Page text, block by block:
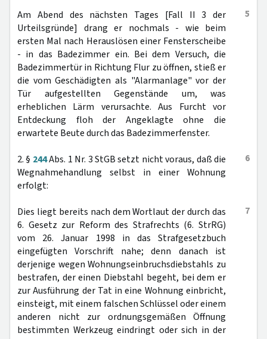
5
Am Abend des nächsten Tages [Fall II 3 der
Urteilsgründe] drang er nochmals - wie beim
ersten Mal nach Herauslösen einer Fensterscheibe
- in das Badezimmer ein. Bei dem Versuch, die
Badezimmertür in Richtung Flur zu öffnen, stieß er
die vom Geschädigten als "Alarmanlage" vor der
Tür aufgestellten Gegenstände um, was
erheblichen Lärm verursachte. Aus Furcht vor
Entdeckung floh der Angeklagte ohne die
erwartete Beute durch das Badezimmerfenster.
6
2. § 244Abs. 1 Nr. 3 StGB setzt nicht voraus, daß die
Wegnahmehandlung selbst in einer Wohnung
erfolgt:
7
Dies liegt bereits nach dem Wortlaut der durch das
6. Gesetz zur Reform des Strafrechts (6. StrRG)
vom 26. Januar 1998 in das Strafgesetzbuch
eingefügten Vorschrift nahe; denn danach ist
derjenige wegen Wohnungseinbruchsdiebstahls zu
bestrafen, der einen Diebstahl begeht, bei dem er
zur Ausführung der Tat in eine Wohnung einbricht,
einsteigt, mit einem falschen Schlüssel oder einem
anderen nicht zur ordnungsgemäßen Öffnung
bestimmten Werkzeug eindringt oder sich in der